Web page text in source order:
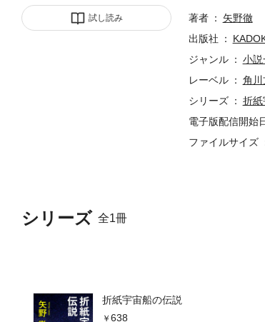
試し読み
シリーズ 全1冊
折紙宇宙船の伝説
638
著者
矢野徹
出版社
ジャンル
小説
レーベル
角川
シリーズ
折紙
電子版配信開始
ファイルサイズ